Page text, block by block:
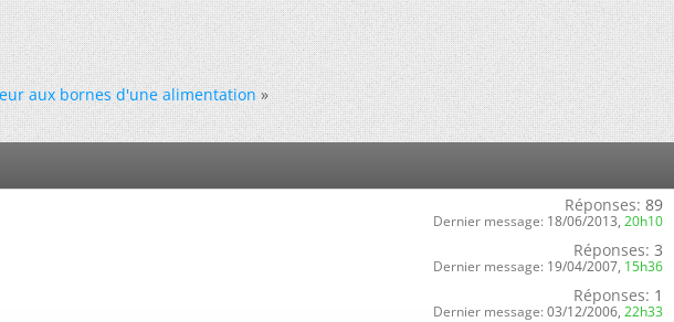
aux bornes d'une alimentation »
Réponses: 89
Dernier message: 18/06/2013, 20h10
Réponses: 3
Dernier message: 19/04/2007, 15h36
Réponses: 1
Dernier message: 03/12/2006, 22h33